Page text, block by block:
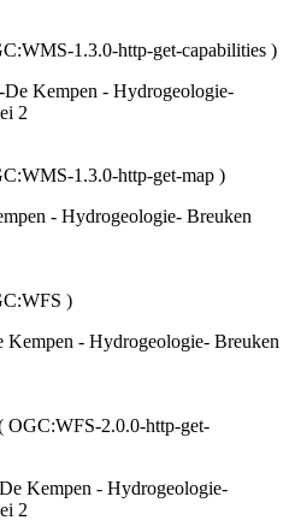
1.3.0-http-get-capabilities )
Kempen - Hydrogeologie-
2
1.3.0-http-get-map )
- Hydrogeologie- Breuken
)
- Hydrogeologie- Breuken
OGC:WFS-2.0.0-http-get-
Kempen - Hydrogeologie-
2